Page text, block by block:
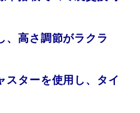
、高さ調節がラクラ
スターを使用し、タイ